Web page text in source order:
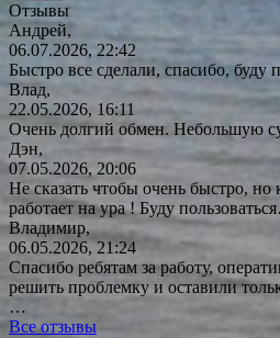
Отзывы
Андрей,
06.07.2026, 22:42
Быстро все сделали, спасибо, буду
Влад,
22.05.2026, 16:11
Очень долгий обмен. Небольшую
Дэн,
07.05.2026, 20:06
Не сказать чтобы очень быстро,
работает на ура ! Буду
Владимир,
06.05.2026, 21:24
Спасибо ребятам за работу,
решить проблемку и оставили
…
Все отзывы